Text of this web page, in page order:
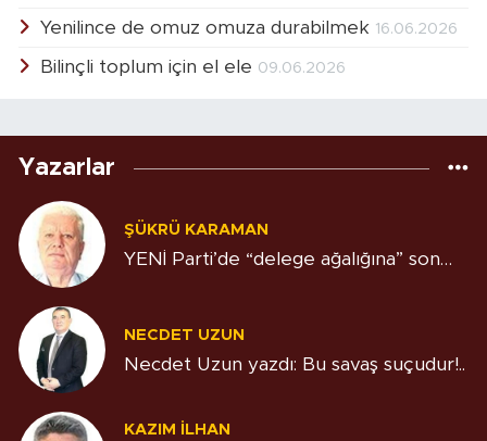
Yenilince de omuz omuza durabilmek 16.06.2026
Bilinçli toplum için el ele 09.06.2026
Yazarlar
ŞÜKRÜ KARAMAN
YENİ Parti’de “delege ağalığına” son…
NECDET UZUN
Necdet Uzun yazdı: Bu savaş suçudur!..
KAZIM İLHAN